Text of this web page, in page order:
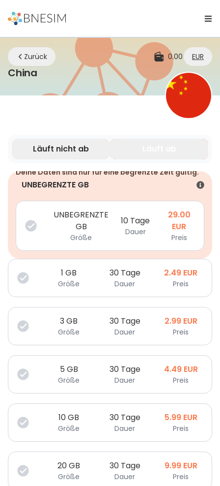
Zurück 0.00 EUR
China eSIM | Bleiben Sie überall
Läuft nicht ab
Deine Daten sind nur für eine begrenzte Zeit gültig.
UNBEGRENZTE GB
UNBEGRENZTE
GB
Größe
10 Tage
Dauer
29.00
EUR
Preis
1 GB
Größe
30 Tage
Dauer
2.49 EUR
Preis
3GB
Größe
30 Tage
Dauer
2.99 EUR
Preis
5 GB
Größe
30 Tage
Dauer
4.49 EUR
Preis
10GB
Größe
30 Tage
Dauer
5.99 EUR
Preis
20GB
Größe
30 Tage
Dauer
9.99 EUR
Preis